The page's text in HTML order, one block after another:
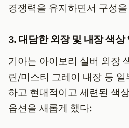
경쟁력을 유지하면서 구성
3. 대담한 외장 및 내장 색
기아는 아이보리 실버 외장
린/미스티 그레이 내장 등
하고 현대적이고 세련된 색
옵션을 새롭게 했다: